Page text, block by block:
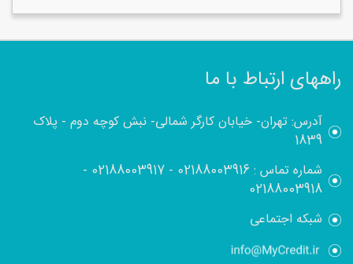
راههای ارتباط با ما
آدرس: تهران- خیابان کارگر شمالی- نبش کوچه دوم - پلاک
1839
شماره تماس :02188003916
-
02188003917
-
02188003918
شبکه اجتماعی